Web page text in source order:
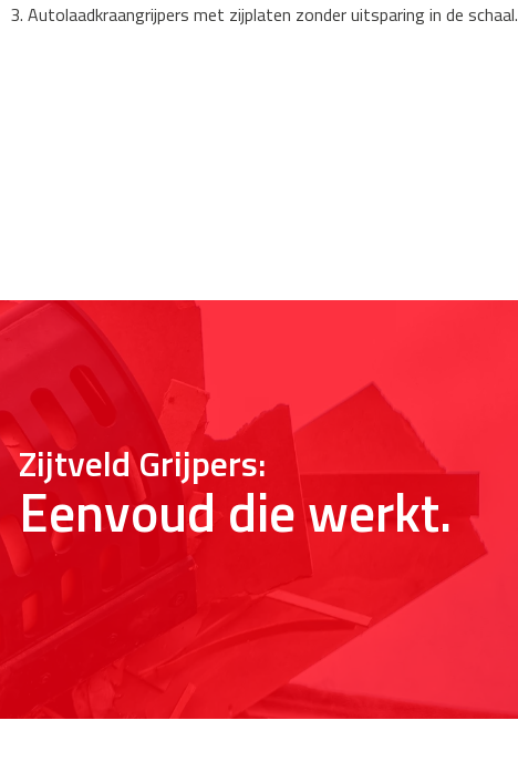
Autolaadkraangrijpers met zijplaten zonder uitsparing in de schaal.
Zijtveld Grijpers:
Eenvoud die werkt.